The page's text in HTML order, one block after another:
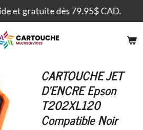
et gratuite dès 79.95$ CAD.
CARTOUCHE JET
D'ENCRE Epson
T202XL120
Compatible Noir